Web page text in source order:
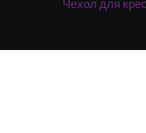
Чехол для